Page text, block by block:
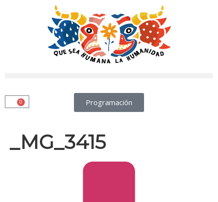
Programación
0
_MG_3415